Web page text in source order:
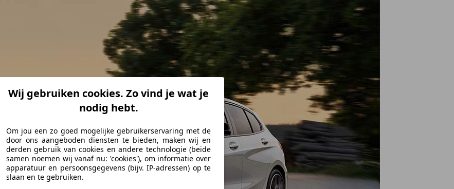
Wij gebruiken cookies. Zo vind je wat je
nodig hebt.
Om jou een zo goed mogelijke gebruikerservaring met de
door ons aangeboden diensten te bieden, maken wij en
derden gebruik van cookies en andere technologie (beide
samen noemen wij vanaf nu: 'cookies'), om informatie over
apparatuur en persoonsgegevens (bijv. IP-adressen) op te
slaan en te gebruiken.